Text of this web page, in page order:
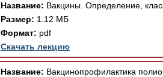
Название: Вакцины. Определение,
Размер: 1.12 МБ
Формат: pdf
Скачать лекцию
Название: Вакцинопрофилактика